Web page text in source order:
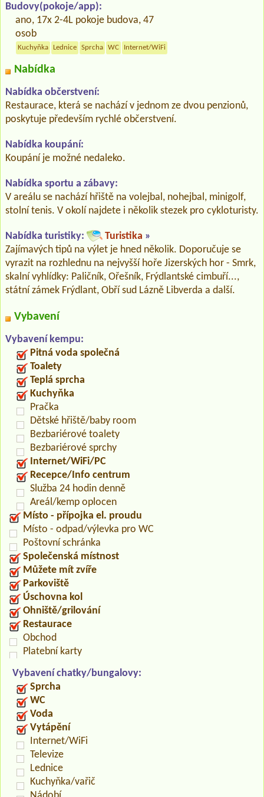
Budovy(pokoje/app):
ano, 17x 2-4L pokoje budova, 47
osob
Kuchyňka Lednice Sprcha WC Internet/WiFi
Nabídka
Nabídka občerstvení:
Restaurace, která se nachází v jednom ze dvou penzionů,
poskytuje především rychlé občerstvení.
Nabídka koupání:
Koupání je možné nedaleko.
Nabídka sportu a zábavy:
V areálu se nachází hřiště na volejbal, nohejbal, minigolf,
stolní tenis. V okolí najdete i několik stezek pro cykloturisty.
Nabídka turistiky: Turistika »
Zajímavých tipů na výlet je hned několik. Doporučuje se
vyrazit na rozhlednu na nejvyšší hoře Jizerských hor - Smrk,
skalní vyhlídky: Paličník, Ořešník, Frýdlantské cimbuří...,
státní zámek Frýdlant, Obří sud Lázně Libverda a další.
Vybavení
Vybavení kempu:
Pitná voda společná
Toalety
Teplá sprcha
Kuchyňka
Pračka
Dětské hřiště/baby room
Bezbariérové toalety
Bezbariérové sprchy
Internet/WiFi/PC
Recepce/Info centrum
Služba 24 hodin denně
Areál/kemp oplocen
Místo - přípojka el. proudu
Místo - odpad/výlevka pro WC
Poštovní schránka
Společenská místnost
Můžete mít zvíře
Parkoviště
Úschovna kol
Ohniště/grilování
Restaurace
Obchod
Platební karty
Vybavení chatky/bungalovy:
Sprcha
WC
Voda
Vytápění
Internet/WiFi
Televize
Lednice
Kuchyňka/vařič